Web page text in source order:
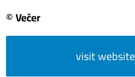
© Večer
visit website